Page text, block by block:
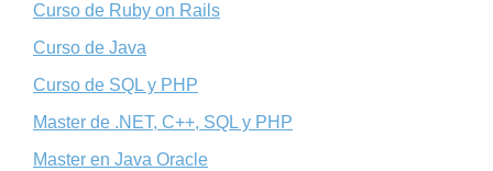
Curso de Ruby on Rails
Curso de Java
Curso de SQL y PHP
Master de .NET, C++, SQL y PHP
Master en Java Oracle